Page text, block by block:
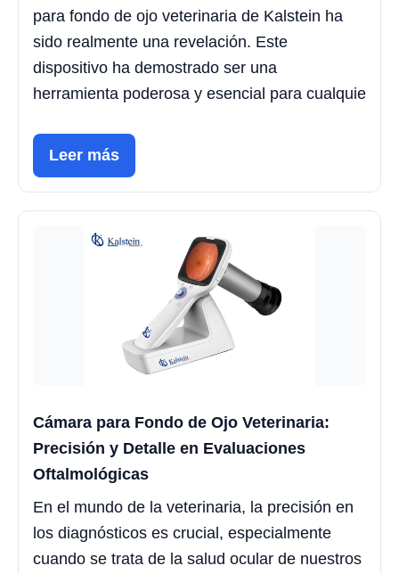
para fondo de ojo veterinaria de Kalstein ha
sido realmente una revelación. Este
dispositivo ha demostrado ser una
herramienta poderosa y esencial para cualquie
Leer más
Cámara para Fondo de Ojo Veterinaria:
Precisión y Detalle en Evaluaciones
Oftalmológicas
En el mundo de la veterinaria, la precisión en
los diagnósticos es crucial, especialmente
cuando se trata de la salud ocular de nuestros